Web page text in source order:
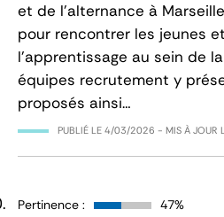
et de l’alternance à
pour rencontrer les jeunes
l’apprentissage au sein de
équipes recrutement y
proposés ainsi…
PUBLIÉ LE 4/03/2026 - MIS À JOUR
Pertinence : 47%